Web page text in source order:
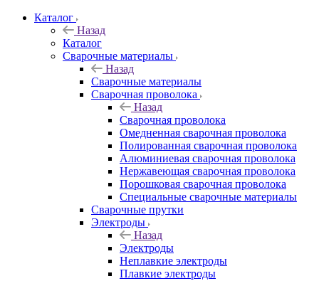
Каталог
Назад
Каталог
Сварочные материалы
Назад
Сварочные материалы
Сварочная проволока
Назад
Сварочная проволока
Омедненная сварочная проволока
Полированная сварочная проволока
Алюминиевая сварочная проволока
Нержавеющая сварочная проволока
Порошковая сварочная проволока
Специальные сварочные материалы
Сварочные прутки
Электроды
Назад
Электроды
Неплавкие электроды
Плавкие электроды